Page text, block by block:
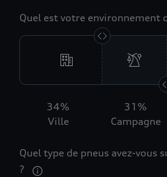
Quel est votre environnement
34%
Ville
31 %
Campagne
Quel type de pneus avez-vous
?